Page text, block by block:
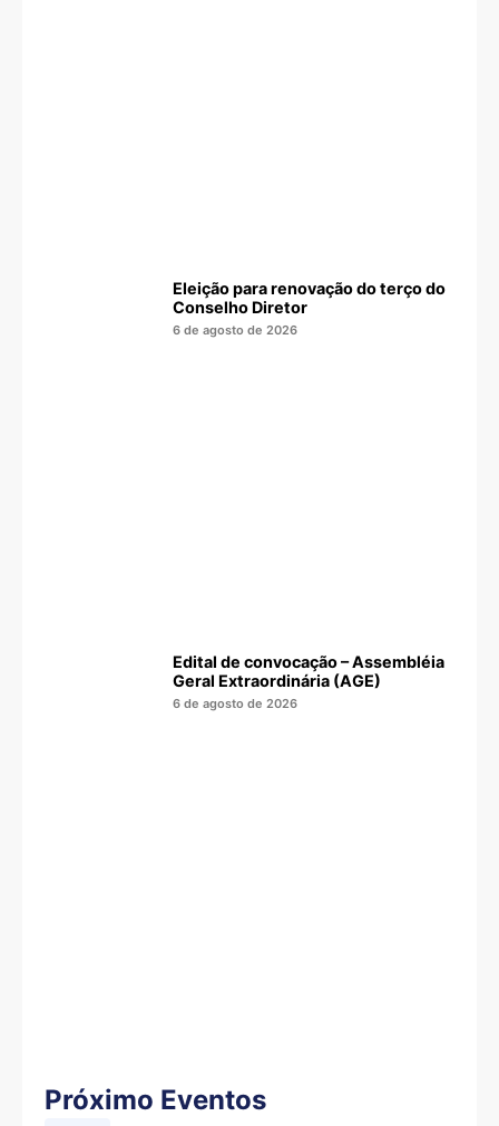
Eleição para renovação do terço do
Conselho Diretor
6 de agosto de 2026
Edital de convocação – Assembléia
Geral Extraordinária (AGE)
6 de agosto de 2026
Próximo Eventos